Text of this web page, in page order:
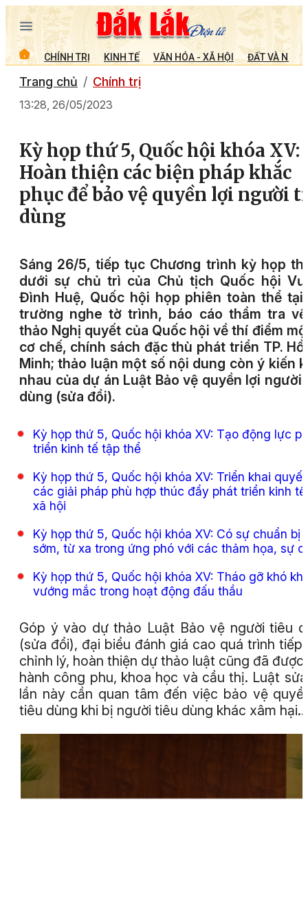
CHÍNH TRỊ KINH TẾ VĂN HÓA - XÃ HỘI ĐẤT VÀ
Trang chủ Chính trị
13:28, 26/05/2023
Kỳ họp thứ 5, Quốc hội khóa XV:
Hoàn thiện các biện pháp khắc
phục để bảo vệ quyền lợi người
dùng
Sáng 26/5, tiếp tục Chương trình kỳ họp
dưới sự chủ trì của Chủ tịch Quốc hội
Đình Huệ, Quốc hội họp phiên toàn thể tại
trường nghe tờ trình, báo cáo thẩm tra
thảo Nghị quyết của Quốc hội về thí điểm
cơ chế, chính sách đặc thù phát triển TP. Hồ
Minh; thảo luận một số nội dung còn ý kiến
nhau của dự án Luật Bảo vệ quyền lợi người
dùng (sửa đổi).
Kỳ họp thứ 5, Quốc hội khóa XV: Tạo động lực
triển kinh tế tập thể
Kỳ họp thứ 5, Quốc hội khóa XV: Triển khai
các giải pháp phù hợp thúc đẩy phát triển kinh
xã hội
Kỳ họp thứ 5, Quốc hội khóa XV: Có sự chuẩn bị
sớm, từ xa trong ứng phó với các thảm họa, sự
Kỳ họp thứ 5, Quốc hội khóa XV: Tháo gỡ khó
vướng mắc trong hoạt động đấu thầu
Góp ý vào dự thảo Luật Bảo vệ người tiêu
(sửa đổi), đại biểu đánh giá cao quá trình tiếp
chỉnh lý, hoàn thiện dự thảo luật cũng đã được
hành công phu, khoa học và cầu thị. Luật
lần này cần quan tâm đến việc bảo vệ
tiêu dùng khi bị người tiêu dùng khác xâm hại…